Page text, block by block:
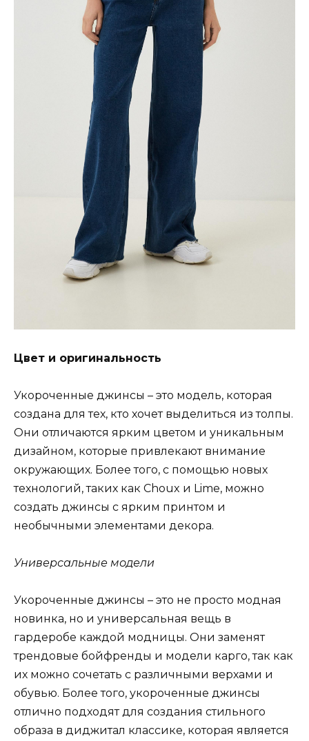
Цвет и оригинальность
Укороченные джинсы – это модель, которая
создана для тех, кто хочет выделиться из толпы.
Они отличаются ярким цветом и уникальным
дизайном, которые привлекают внимание
окружающих. Более того, с помощью новых
технологий, таких как Choux и Lime, можно
создать джинсы с ярким принтом и
необычными элементами декора.
Универсальные модели
Укороченные джинсы – это не просто модная
новинка, но и универсальная вещь в
гардеробе каждой модницы. Они заменят
трендовые бойфренды и модели карго, так как
их можно сочетать с различными верхами и
обувью. Более того, укороченные джинсы
отлично подходят для создания стильного
образа в диджитал классике, которая является